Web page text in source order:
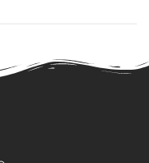
u
bojanku